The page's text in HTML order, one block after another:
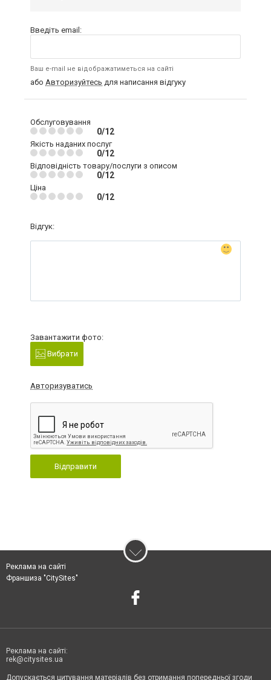
Введіть email:
Ваш e-mail не відображатиметься на сайті
або Авторизуйтесь для написання відгуку
Обслуговування
0/12
Якість наданих послуг
0/12
Відповідність товару/послуги з описом
0/12
Ціна
0/12
Відгук:
Завантажити фото:
Вибрати
Авторизуватись
Відправити
Реклама на сайті
Франшиза "CitySites"
Реклама на сайті:
rek@citysites.ua
Допускається цитування матеріалів без отримання попередньої згоди